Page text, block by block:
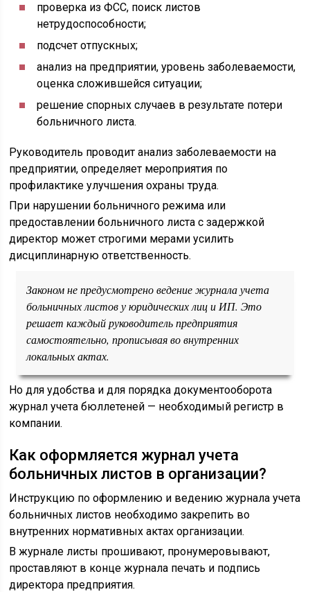
проверка из ФСС, поиск листов
нетрудоспособности;
подсчет отпускных;
анализ на предприятии, уровень заболеваемости,
оценка сложившейся ситуации;
решение спорных случаев в результате потери
больничного листа.
Руководитель проводит анализ заболеваемости на
предприятии, определяет мероприятия по
профилактике улучшения охраны труда.
При нарушении больничного режима или
предоставлении больничного листа с задержкой
директор может строгими мерами усилить
дисциплинарную ответственность.
Законом не предусмотрено ведение журнала учета
больничных листов у юридических лиц и ИП. Это
решает каждый руководитель предприятия
самостоятельно, прописывая во внутренних
локальных актах.
Но для удобства и для порядка документооборота
журнал учета бюллетеней — необходимый регистр в
компании.
Как оформляется журнал учета
больничных листов в организации?
Инструкцию по оформлению и ведению журнала учета
больничных листов необходимо закрепить во
внутренних нормативных актах организации.
В журнале листы прошивают, пронумеровывают,
проставляют в конце журнала печать и подпись
директора предприятия.